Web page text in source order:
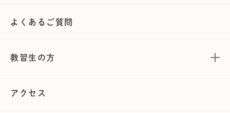
よくあるご質問
教習生の方
アクセス